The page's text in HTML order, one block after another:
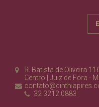
R. Batista de Oliveira
Centro | Juiz de Fora -
32 3212.0883